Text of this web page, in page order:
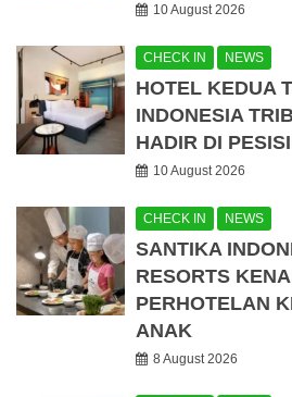
10 August 2026
CHECK IN NEWS
HOTEL KEDUA
INDONESIA
HADIR DI
10 August 2026
CHECK IN NEWS
SANTIKA
RESORTS
PERHOTELAN
ANAK
8 August 2026